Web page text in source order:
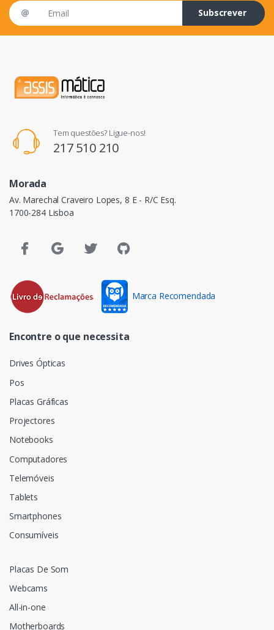
Email address
Subscrever
Tem questões? Ligue-nos!
217 510 210
Morada
Av. Marechal Craveiro Lopes, 8 E - R/C Esq.
1700-284 Lisboa
Marca Recomendada
Encontre o que necessita
Drives Ópticas
Pos
Placas Gráficas
Projectores
Notebooks
Computadores
Telemóveis
Tablets
Smartphones
Consumíveis
Placas De Som
Webcams
All-in-one
Motherboards